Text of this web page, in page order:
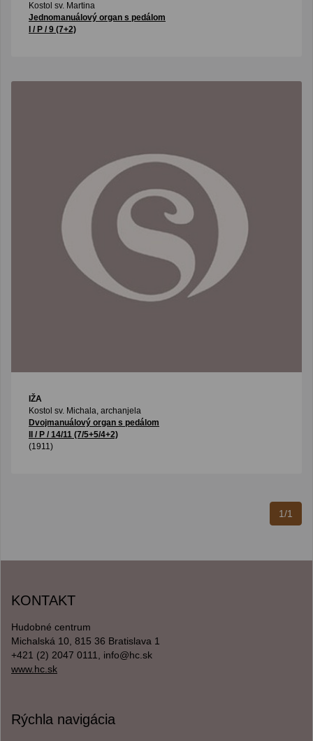
Kostol sv. Martina
Jednomanuálový organ s pedálom
I / P / 9 (7+2)
IŽA
Kostol sv. Michala, archanjela
Dvojmanuálový organ s pedálom
II / P / 14/11 (7/5+5/4+2)
(1911)
1/1
KONTAKT
Hudobné centrum
Michalská 10, 815 36 Bratislava 1
+421 (2) 2047 0111, info@hc.sk
www.hc.sk
Rýchla navigácia